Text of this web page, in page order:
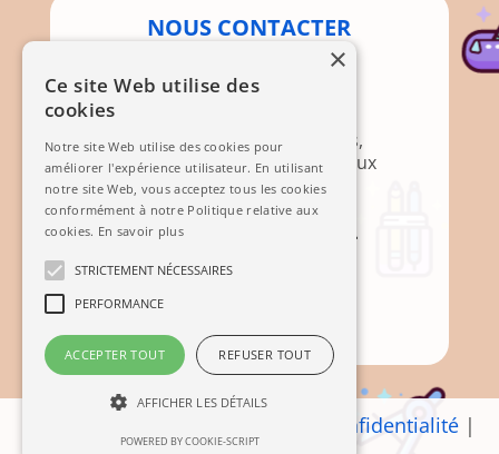
NOUS CONTACTER
Par Courrier
Mairie, 12 Rte de Brignoles,
83136 Méounes-lès-Montrieux
Mail
Politique de confidentialité|
×
Ce site Web utilise des
cookies
Notre site Web utilise des cookies pour
améliorer l'expérience utilisateur. En utilisant
notre site Web, vous acceptez tous les cookies
conformément à notre Politique relative aux
cookies. En savoir plus
STRICTEMENT NÉCESSAIRES
PERFORMANCE
ACCEPTER TOUT REFUSER TOUT
AFFICHER LES DÉTAILS
POWERED BY COOKIE-SCRIPT